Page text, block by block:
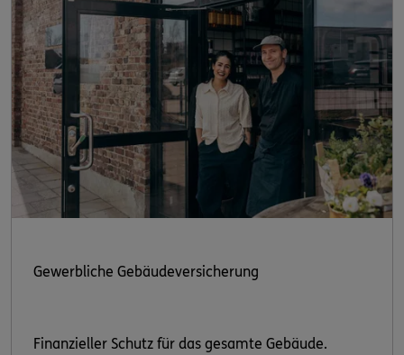
Gewerbliche Gebäudeversicherung
Finanzieller Schutz für das gesamte Gebäude.